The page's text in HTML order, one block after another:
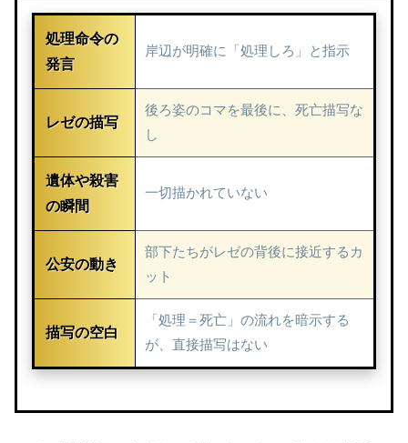
処理命令の
発言
岸辺が明確に「処理しろ」と指示
レゼの描写
後ろ姿のコマを最後に、死亡描写な
し
遺体や殺害
の瞬間
一切描かれていない
公安の動き
部下たちがレゼの背後に接近するカ
ット
描写の空白
「処理＝死亡」の流れを暗示する
が、直接描写はない